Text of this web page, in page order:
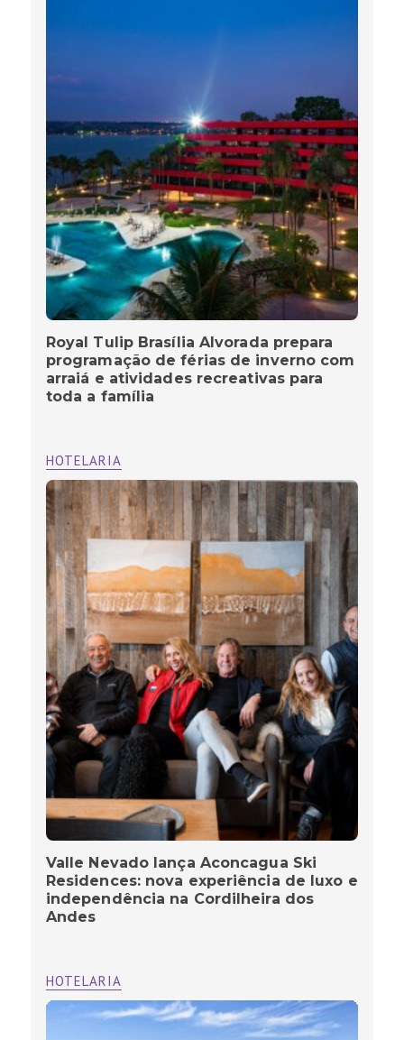
Royal Tulip Brasília Alvorada prepara
programação de férias de inverno com
arraiá e atividades recreativas para
toda a família
HOTELARIA
Valle Nevado lança Aconcagua Ski
Residences: nova experiência de luxo e
independência na Cordilheira dos
Andes
HOTELARIA